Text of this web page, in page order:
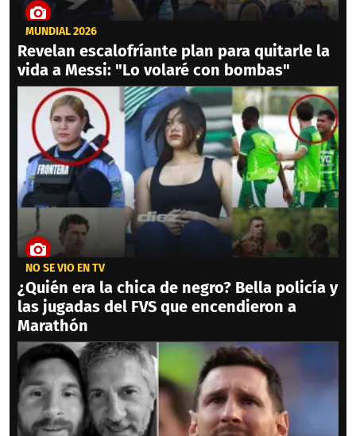
MUNDIAL 2026
Revelan escalofríante plan para quitarle la
vida a Messi: "Lo volaré con bombas"
NO SE VIO EN TV
¿Quién era la chica de negro? Bella policía y
las jugadas del FVS que encendieron a
Marathón